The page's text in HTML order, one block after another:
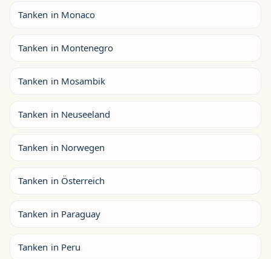
Tanken in Monaco
Tanken in Montenegro
Tanken in Mosambik
Tanken in Neuseeland
Tanken in Norwegen
Tanken in Österreich
Tanken in Paraguay
Tanken in Peru